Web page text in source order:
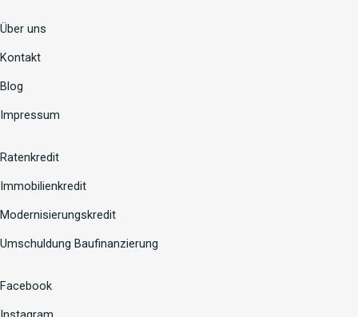
Über uns
Kontakt
Blog
Impressum
Ratenkredit
Immobilienkredit
Modernisierungskredit
Umschuldung Baufinanzierung
Facebook